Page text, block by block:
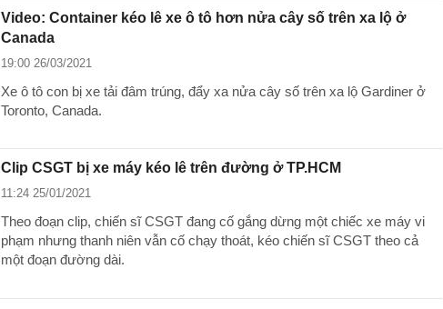
Video: Container kéo lê xe ô tô hơn nửa cây số trên xa lộ ở
Canada
19:00 26/03/2021
Xe ô tô con bị xe tải đâm trúng, đẩy xa nửa cây số trên xa lộ Gardiner ở
Toronto, Canada.
Clip CSGT bị xe máy kéo lê trên đường ở TP.HCM
11:24 25/01/2021
Theo đoạn clip, chiến sĩ CSGT đang cố gắng dừng một chiếc xe máy vi
phạm nhưng thanh niên vẫn cố chạy thoát, kéo chiến sĩ CSGT theo cả
một đoạn đường dài.